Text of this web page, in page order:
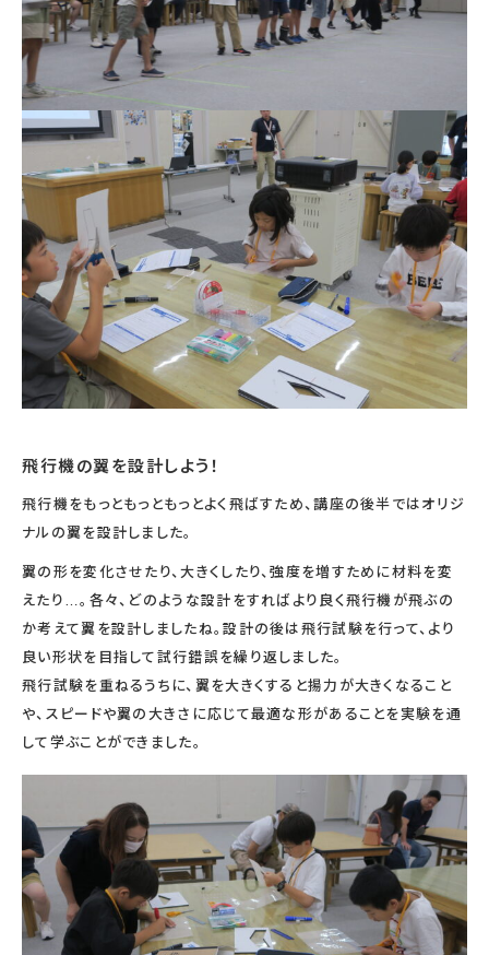
飛行機の翼を設計しよう！
飛行機をもっともっともっとよく飛ばすため、講座の後半ではオリジ
ナルの翼を設計しました。
翼の形を変化させたり、大きくしたり、強度を増すために材料を変
えたり…。各々、どのような設計をすればより良く飛行機が飛ぶの
か考えて翼を設計しましたね。設計の後は飛行試験を行って、より
良い形状を目指して試行錯誤を繰り返しました。
飛行試験を重ねるうちに、翼を大きくすると揚力が大きくなること
や、スピードや翼の大きさに応じて最適な形があることを実験を通
して学ぶことができました。